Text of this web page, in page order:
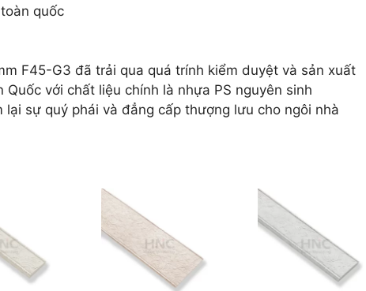
quốc
F45-G3 đã trải qua quá trính kiểm duyệt và sản xuất
với chất liệu chính là nhựa PS nguyên sinh
sự quý phái và đẳng cấp thượng lưu cho ngôi nhà